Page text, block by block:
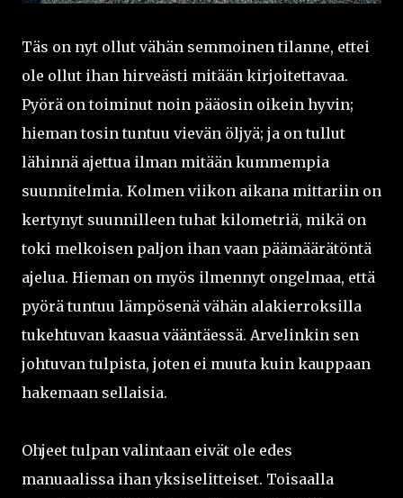
Täs on nyt ollut vähän semmoinen tilanne, ettei
ole ollut ihan hirveästi mitään kirjoitettavaa.
Pyörä on toiminut noin pääosin oikein hyvin;
hieman tosin tuntuu vievän öljyä; ja on tullut
lähinnä ajettua ilman mitään kummempia
suunnitelmia. Kolmen viikon aikana mittariin on
kertynyt suunnilleen tuhat kilometriä, mikä on
toki melkoisen paljon ihan vaan päämäärätöntä
ajelua. Hieman on myös ilmennyt ongelmaa, että
pyörä tuntuu lämpösenä vähän alakierroksilla
tukehtuvan kaasua vääntäessä. Arvelinkin sen
johtuvan tulpista, joten ei muuta kuin kauppaan
hakemaan sellaisia.
Ohjeet tulpan valintaan eivät ole edes
manuaalissa ihan yksiselitteiset. Toisaalla